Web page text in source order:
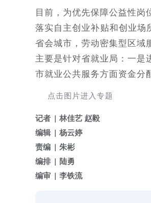
目前，为优先保障公益性
落实自主创业补贴和创业场
省会城市，劳动密集型区域
主要是针对省就业局：一
市就业公共服务方面资金分
点击图片进入专题
记者
林佳艺 赵毅
编辑
杨云婷
责编
朱彬
编排
陆勇
编审
李铁流